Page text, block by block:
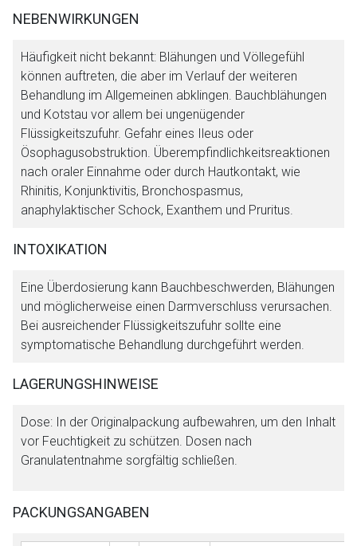
NEBENWIRKUNGEN
Häufigkeit nicht bekannt: Blähungen und Völlegefühl
können auftreten, die aber im Verlauf der weiteren
Behandlung im Allgemeinen abklingen. Bauchblähungen
und Kotstau vor allem bei ungenügender
Flüssigkeitszufuhr. Gefahr eines Ileus oder
Ösophagusobstruktion. Überempfindlichkeitsreaktionen
nach oraler Einnahme oder durch Hautkontakt, wie
Rhinitis, Konjunktivitis, Bronchospasmus,
anaphylaktischer Schock, Exanthem und Pruritus.
INTOXIKATION
Eine Überdosierung kann Bauchbeschwerden, Blähungen
und möglicherweise einen Darmverschluss verursachen.
Bei ausreichender Flüssigkeitszufuhr sollte eine
symptomatische Behandlung durchgeführt werden.
LAGERUNGSHINWEISE
Dose: In der Originalpackung aufbewahren, um den Inhalt
vor Feuchtigkeit zu schützen. Dosen nach
Granulatentnahme sorgfältig schließen.
PACKUNGSANGABEN